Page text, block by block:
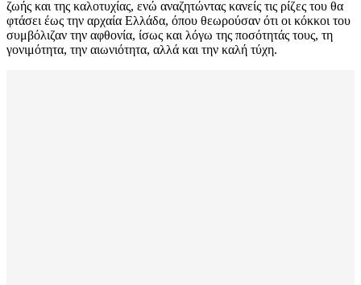
ζωής και της καλοτυχίας, ενώ αναζητώντας κανείς τις ρίζες του θα
φτάσει έως την αρχαία Ελλάδα, όπου θεωρούσαν ότι οι κόκκοι του
συμβόλιζαν την αφθονία, ίσως και λόγω της ποσότητάς τους, τη
γονιμότητα, την αιωνιότητα, αλλά και την καλή τύχη.